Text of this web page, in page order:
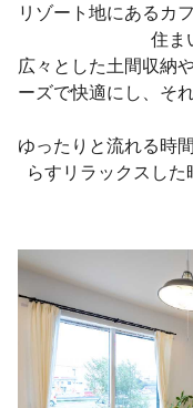
リゾート地にあるカ
住ま
広々とした土間収納
ーズで快適にし、そ
ゆったりと流れる時
らすリラックスし